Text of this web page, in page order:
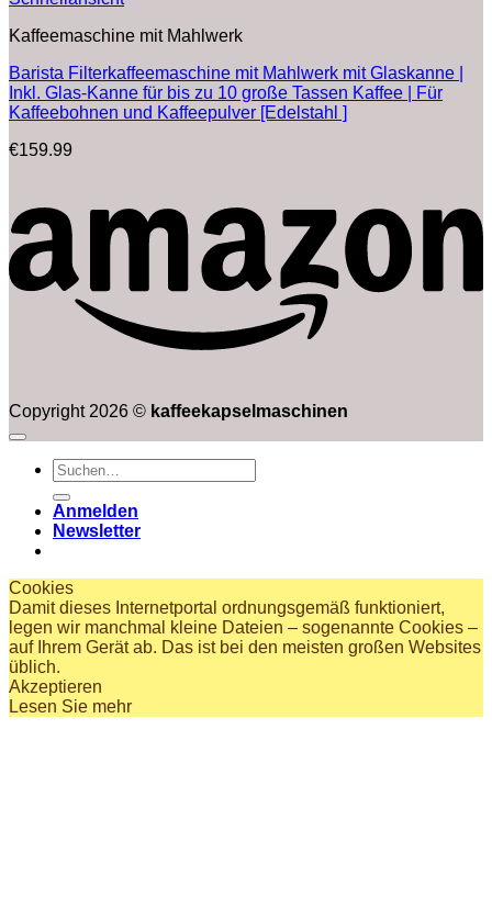
Kaffeemaschine mit Mahlwerk
Barista Filterkaffeemaschine mit Mahlwerk mit Glaskanne |
Inkl. Glas-Kanne für bis zu 10 große Tassen Kaffee | Für
Kaffeebohnen und Kaffeepulver [Edelstahl ]
€159.99
Copyright 2026 © kaffeekapselmaschinen
Suchen
nach:
Anmelden
Newsletter
Cookies
Damit dieses Internetportal ordnungsgemäß funktioniert,
legen wir manchmal kleine Dateien – sogenannte Cookies –
auf Ihrem Gerät ab. Das ist bei den meisten großen Websites
üblich.
Akzeptieren
Lesen Sie mehr